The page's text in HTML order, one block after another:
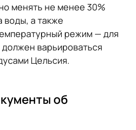
менять не менее 30%
воды, а также
режим — для
варьироваться
Цельсия.
об